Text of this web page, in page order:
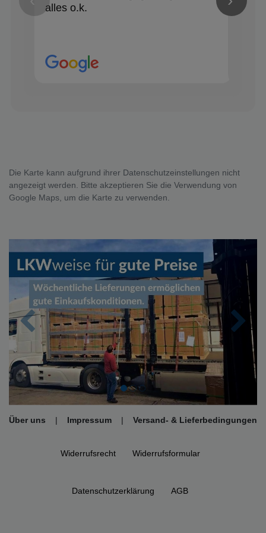
alles o.k.
Die Karte kann aufgrund ihrer Datenschutzeinstellungen nicht
angezeigt werden. Bitte akzeptieren Sie die Verwendung von
Google Maps, um die Karte zu verwenden.
Zurück
Über uns | Impressum | Versand- & Lieferbedingungen
Widerrufs­recht Widerrufs­formular
Daten­schutz­erklärung AGB